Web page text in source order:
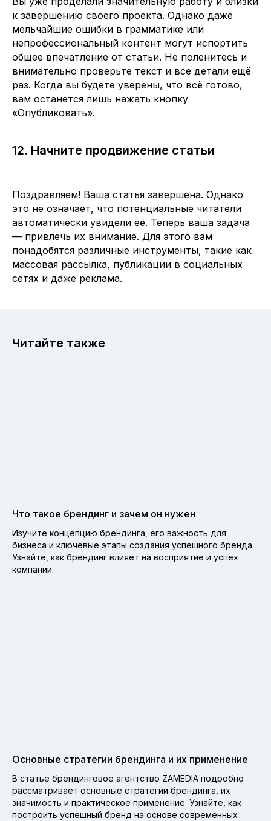
к завершению своего проекта. Однако даже
мельчайшие ошибки в грамматике или
непрофессиональный контент могут испортить
общее впечатление от статьи. Не поленитесь и
внимательно проверьте текст и все детали ещё
раз. Когда вы будете уверены, что всё готово,
вам останется лишь нажать кнопку
«Опубликовать».
12. Начните продвижение статьи
Поздравляем! Ваша статья завершена. Однако
это не означает, что потенциальные читатели
автоматически увидели её. Теперь ваша задача
— привлечь их внимание. Для этого вам
понадобятся различные инструменты, такие как
массовая рассылка, публикации в социальных
сетях и даже реклама.
Читайте также
Что такое брендинг и зачем он нужен
Изучите концепцию брендинга, его важность для
бизнеса и ключевые этапы создания успешного бренда.
Узнайте, как брендинг влияет на восприятие и успех
компании.
Основные стратегии брендинга и их применение
В статье брендинговое агентство ZAMEDIA подробно
рассматривает основные стратегии брендинга, их
значимость и практическое применение. Узнайте, как
построить успешный бренд на основе современных